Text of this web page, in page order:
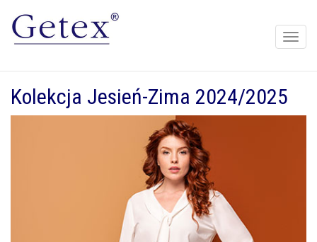
Toggle
Kolekcja Jesień-Zima 2024/2025